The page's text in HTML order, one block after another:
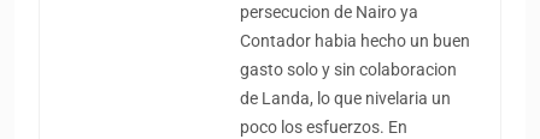
persecucion de Nairo ya
Contador habia hecho un buen
gasto solo y sin colaboracion
de Landa, lo que nivelaria un
poco los esfuerzos. En